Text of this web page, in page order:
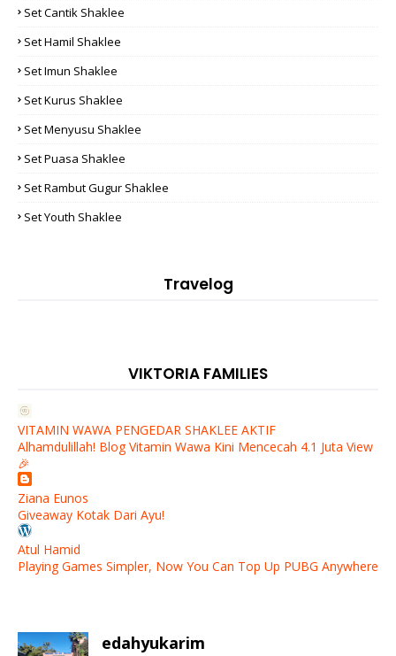
Set Cantik Shaklee
Set Hamil Shaklee
Set Imun Shaklee
Set Kurus Shaklee
Set Menyusu Shaklee
Set Puasa Shaklee
Set Rambut Gugur Shaklee
Set Youth Shaklee
Travelog
VIKTORIA FAMILIES
VITAMIN WAWA PENGEDAR SHAKLEE AKTIF
Alhamdulillah! Blog Vitamin Wawa Kini Mencecah 4.1 Juta View
🎉
Ziana Eunos
Giveaway Kotak Dari Ayu!
Atul Hamid
Playing Games Simpler, Now You Can Top Up PUBG Anywhere
edahyukarim